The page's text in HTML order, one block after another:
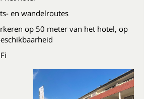
en wandelroutes
op 50 meter van het hotel, op